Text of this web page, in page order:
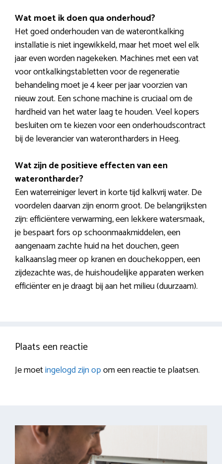
Wat moet ik doen qua onderhoud?
Het goed onderhouden van de waterontkalking
installatie is niet ingewikkeld, maar het moet wel elk
jaar even worden nagekeken. Machines met een vat
voor ontkalkingstabletten voor de regeneratie
behandeling moet je 4 keer per jaar voorzien van
nieuw zout. Een schone machine is cruciaal om de
hardheid van het water laag te houden. Veel kopers
besluiten om te kiezen voor een onderhoudscontract
bij de leverancier van waterontharders in Heeg.
Wat zijn de positieve effecten van een
waterontharder?
Een waterreiniger levert in korte tijd kalkvrij water. De
voordelen daarvan zijn enorm groot. De belangrijksten
zijn: efficiëntere verwarming, een lekkere watersmaak,
je bespaart fors op schoonmaakmiddelen, een
aangenaam zachte huid na het douchen, geen
kalkaanslag meer op kranen en douchekoppen, een
zijdezachte was, de huishoudelijke apparaten werken
efficiënter en je draagt bij aan het milieu (duurzaam).
Plaats een reactie
Je moetingelogd zijn opom een reactie te plaatsen.